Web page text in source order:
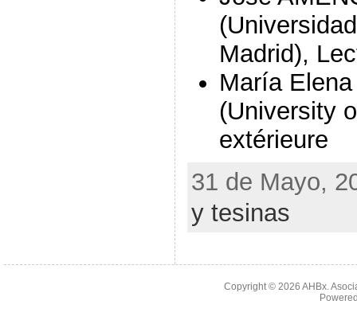
Madrid),
María
(University
extérieure
31 de Mayo,
y tesinas
Copyright © 2026AHBx.